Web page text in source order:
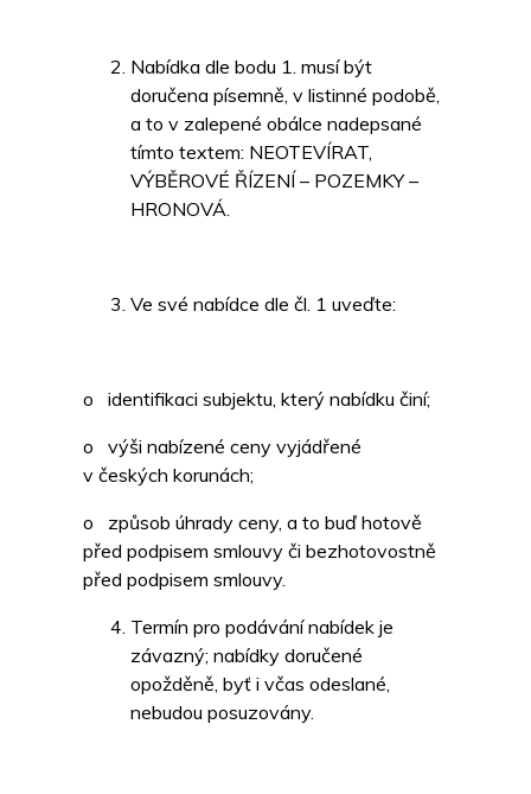
Nabídka dle bodu 1. musí být
doručena písemně, v listinné podobě,
a to v zalepené obálce nadepsané
tímto textem: NEOTEVÍRAT,
VÝBĚROVÉ ŘÍZENÍ – POZEMKY –
HRONOVÁ.
Ve své nabídce dle čl. 1 uveďte:
o identifikaci subjektu, který nabídku činí;
o výši nabízené ceny vyjádřené
v českých korunách;
o způsob úhrady ceny, a to buď hotově
před podpisem smlouvy či bezhotovostně
před podpisem smlouvy.
Termín pro podávání nabídek je
závazný; nabídky doručené
opožděně, byť i včas odeslané,
nebudou posuzovány.